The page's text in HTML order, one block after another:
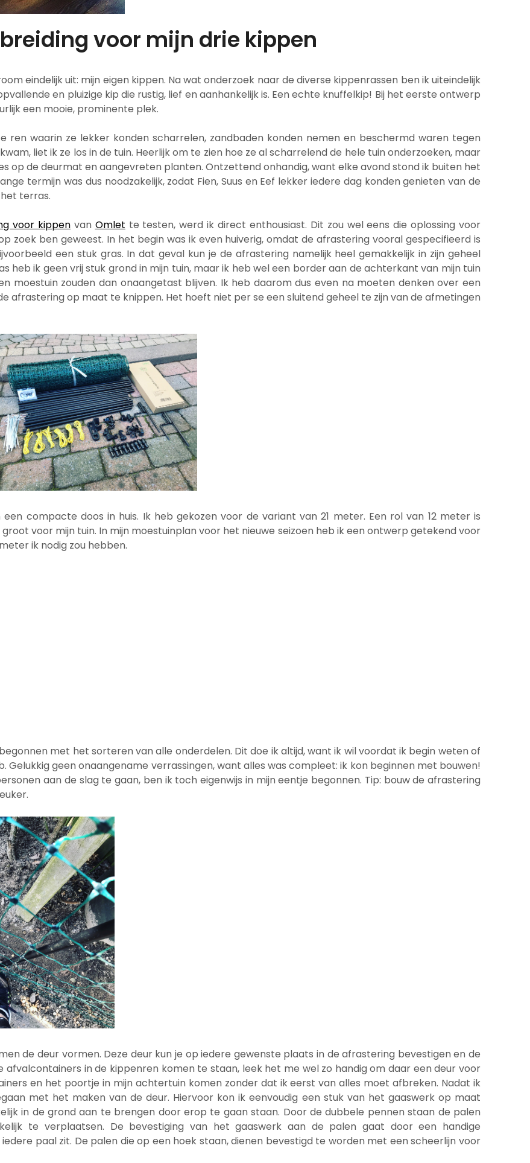
voor mijn drie kippen
eindelijk uit: mijn eigen kippen. Na wat onderzoek naar de diverse kippenrassen ben ik uiteindelijk
en pluizige kip die rustig, lief en aanhankelijk is. Een echte knuffelkip! Bij het eerste ontwerp
een mooie, prominente plek.
ren waarin ze lekker konden scharrelen, zandbaden konden nemen en beschermd waren tegen
liet ik ze los in de tuin. Heerlijk om te zien hoe ze al scharrelend de hele tuin onderzoeken, maar
op de deurmat en aangevreten planten. Ontzettend onhandig, want elke avond stond ik buiten het
termijn was dus noodzakelijk, zodat Fien, Suus en Eef lekker iedere dag konden genieten van de
terras.
voor kippenvan Omlet te testen, werd ik direct enthousiast. Dit zou wel eens die oplossing voor
zoek ben geweest. In het begin was ik even huiverig, omdat de afrastering vooral gespecifieerd is
een stuk gras. In dat geval kun je de afrastering namelijk heel gemakkelijk in zijn geheel
heb ik geen vrij stuk grond in mijn tuin, maar ik heb wel een border aan de achterkant van mijn tuin
moestuin zouden dan onaangetast blijven. Ik heb daarom dus even na moeten denken over een
afrastering op maat te knippen. Het hoeft niet per se een sluitend geheel te zijn van de afmetingen
compacte doos in huis. Ik heb gekozen voor de variant van 21 meter. Een rol van 12 meter is
voor mijn tuin. In mijn moestuinplan voor het nieuwe seizoen heb ik een ontwerp getekend voor
ik nodig zou hebben.
met het sorteren van alle onderdelen. Dit doe ik altijd, want ik wil voordat ik begin weten of
Gelukkig geen onaangename verrassingen, want alles was compleet: ik kon beginnen met bouwen!
aan de slag te gaan, ben ik toch eigenwijs in mijn eentje begonnen. Tip: bouw de afrastering
de deur vormen. Deze deur kun je op iedere gewenste plaats in de afrastering bevestigen en de
afvalcontainers in de kippenren komen te staan, leek het me wel zo handig om daar een deur voor
en het poortje in mijn achtertuin komen zonder dat ik eerst van alles moet afbreken. Nadat ik
met het maken van de deur. Hiervoor kon ik eenvoudig een stuk van het gaaswerk op maat
in de grond aan te brengen door erop te gaan staan. Door de dubbele pennen staan de palen
te verplaatsen. De bevestiging van het gaaswerk aan de palen gaat door een handige
paal zit. De palen die op een hoek staan, dienen bevestigd te worden met een scheerlijn voor